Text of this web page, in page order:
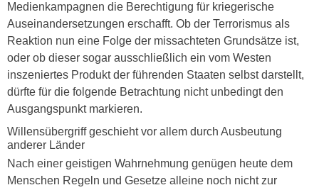
Medienkampagnen die Berechtigung für kriegerische
Auseinandersetzungen erschafft. Ob der Terrorismus als
Reaktion nun eine Folge der missachteten Grundsätze ist,
oder ob dieser sogar ausschließlich ein vom Westen
inszeniertes Produkt der führenden Staaten selbst darstellt,
dürfte für die folgende Betrachtung nicht unbedingt den
Ausgangspunkt markieren.
Willensübergriff geschieht vor allem durch Ausbeutung
anderer Länder
Nach einer geistigen Wahrnehmung genügen heute dem
Menschen Regeln und Gesetze alleine noch nicht zur